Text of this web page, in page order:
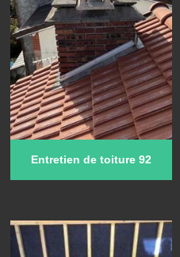
Entretien de toiture 92